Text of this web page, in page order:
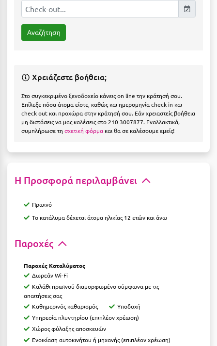
Ζαγοροχώρια
Ζάκυνθος
Θάσος
Θεσσαλονίκη
Ιθάκη
Ιωάννινα
Καβάλα
Καλάβρυτα
Χρειάζεστε βοήθεια;
Στο συγκεκριμένο ξενοδοχείο κάνεις on line την κράτησή σου.
Επίλεξε πόσα άτομα είστε, καθώς και ημερομηνία check in και
check out και προχώρα στην κράτησή σου. Εάν χρειαστείς βοήθεια
μη διστάσεις να μας καλέσεις στο 210 3007877. Εναλλακτικά,
συμπλήρωσε τη σχετική φόρμα και θα σε καλέσουμε εμείς!
Η Προσφορά περιλαμβάνει
Πρωινό
Το κατάλυμα δέχεται άτομα ηλικίας 12 ετών και άνω
Παροχές
Παροχές Καταλύματος
Δωρεάν Wi-Fi
Καλάθι πρωϊνού διαμορφωμένο σύμφωνα με τις
απαιτήσεις σας
Καθημερινός καθαρισμός
Υποδοχή
Υπηρεσία πλυντηρίου (επιπλέον χρέωση)
Χώρος φύλαξης αποσκευών
Ενοικίαση αυτοκινήτου ή μηχανής (επιπλέον χρέωση)